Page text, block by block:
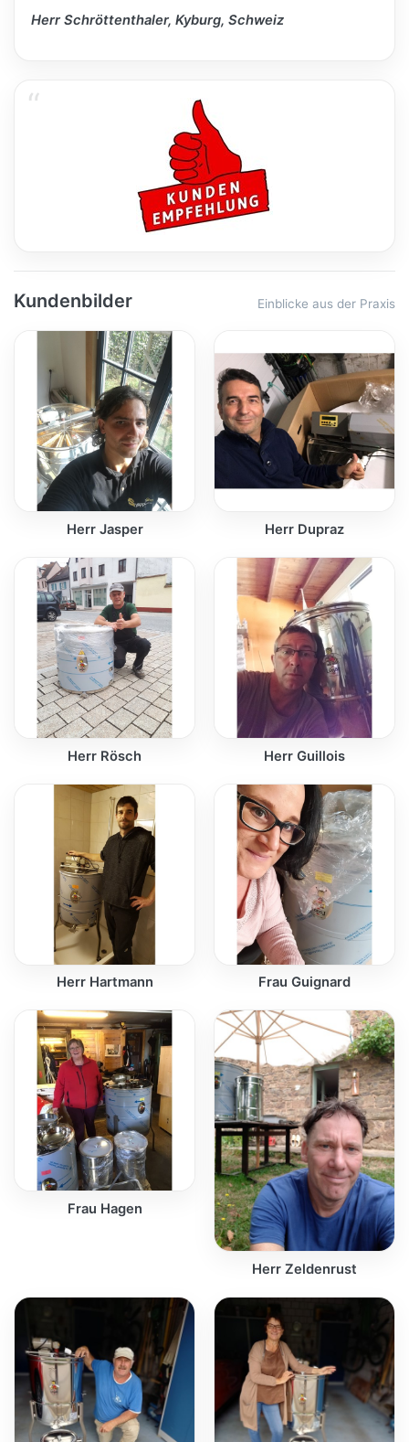
Herr Schröttenthaler, Kyburg, Schweiz
Kundenbilder Einblicke aus der Praxis
Herr Jasper Herr Dupraz
Herr Rösch Herr Guillois
Herr Hartmann Frau Guignard
Frau Hagen
Herr Zeldenrust